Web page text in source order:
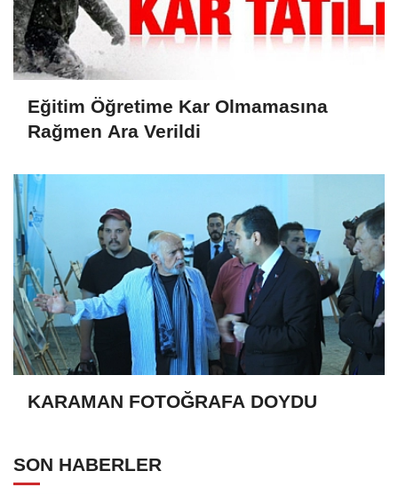
Eğitim Öğretime Kar Olmamasına
Rağmen Ara Verildi
KARAMAN FOTOĞRAFA DOYDU
SON HABERLER